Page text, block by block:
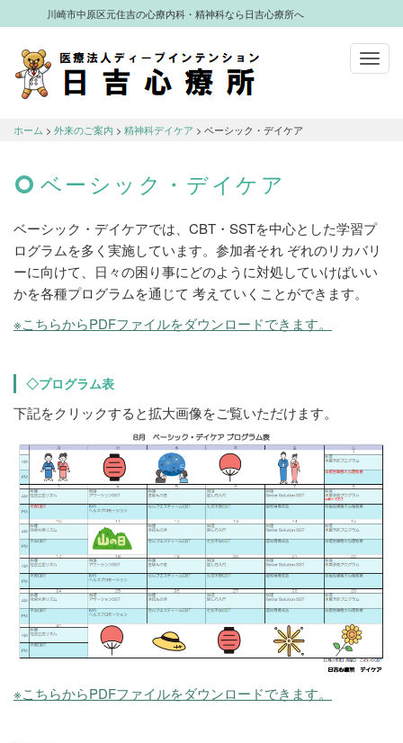
川崎市中原区元住吉の心療内科・精神科なら日吉心療所へ
なら日吉心療所へ
ホーム > 外来のご案内 > 精神科デイケア > ベーシック・デイケア
ベーシック・デイケア
ベーシック・デイケアでは、CBT・SSTを中心とした学習プ
ログラムを多く実施しています。参加者それ ぞれのリカバリ
ーに向けて、日々の困り事にどのように対処していけばいい
かを各種プログラムを通じて 考えていくことができます。
※こちらからPDFファイルをダウンロードできます。
◇プログラム表
下記をクリックすると拡大画像をご覧いただけます。
※こちらからPDFファイルをダウンロードできます。